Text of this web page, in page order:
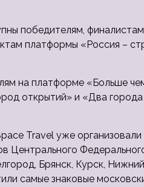
победителям,
платформы «Россия –
на платформе «Больше
открытий» и «Два
Travel уже организовали
Центрального
Брянск, Курск,
самые знаковые